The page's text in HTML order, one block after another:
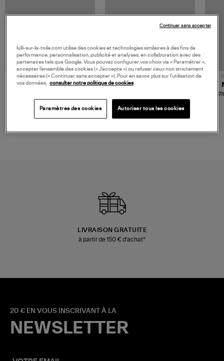
JEROME DREYFUSS
Champagne
NOUVELLE COLLECTION
Mousse
LIVRAISON GRATUITE
à partir de 150 € d'achat*
20 € EN VOUS INSCRIVANT À LA
NEWSLETTER
lulli-sur-la-toile.com utilise des cookies et technologies similaires à des fins de
performance, personnalisation, publicité et analyses, en collaboration avec des
partenaires tels que Google. Vous pouvez configurer vos choix via « Paramétrer »,
accepter l’ensemble des cookies (« J’accepte ») ou refuser ceux non strictement
nécessaires (« Continuer sans accepter »). Pour en savoir plus sur l’utilisation de
vos données,
consulter notre politique de cookies
Paramètres des cookies Autoriser tous les cookies
Continuer sans accepter